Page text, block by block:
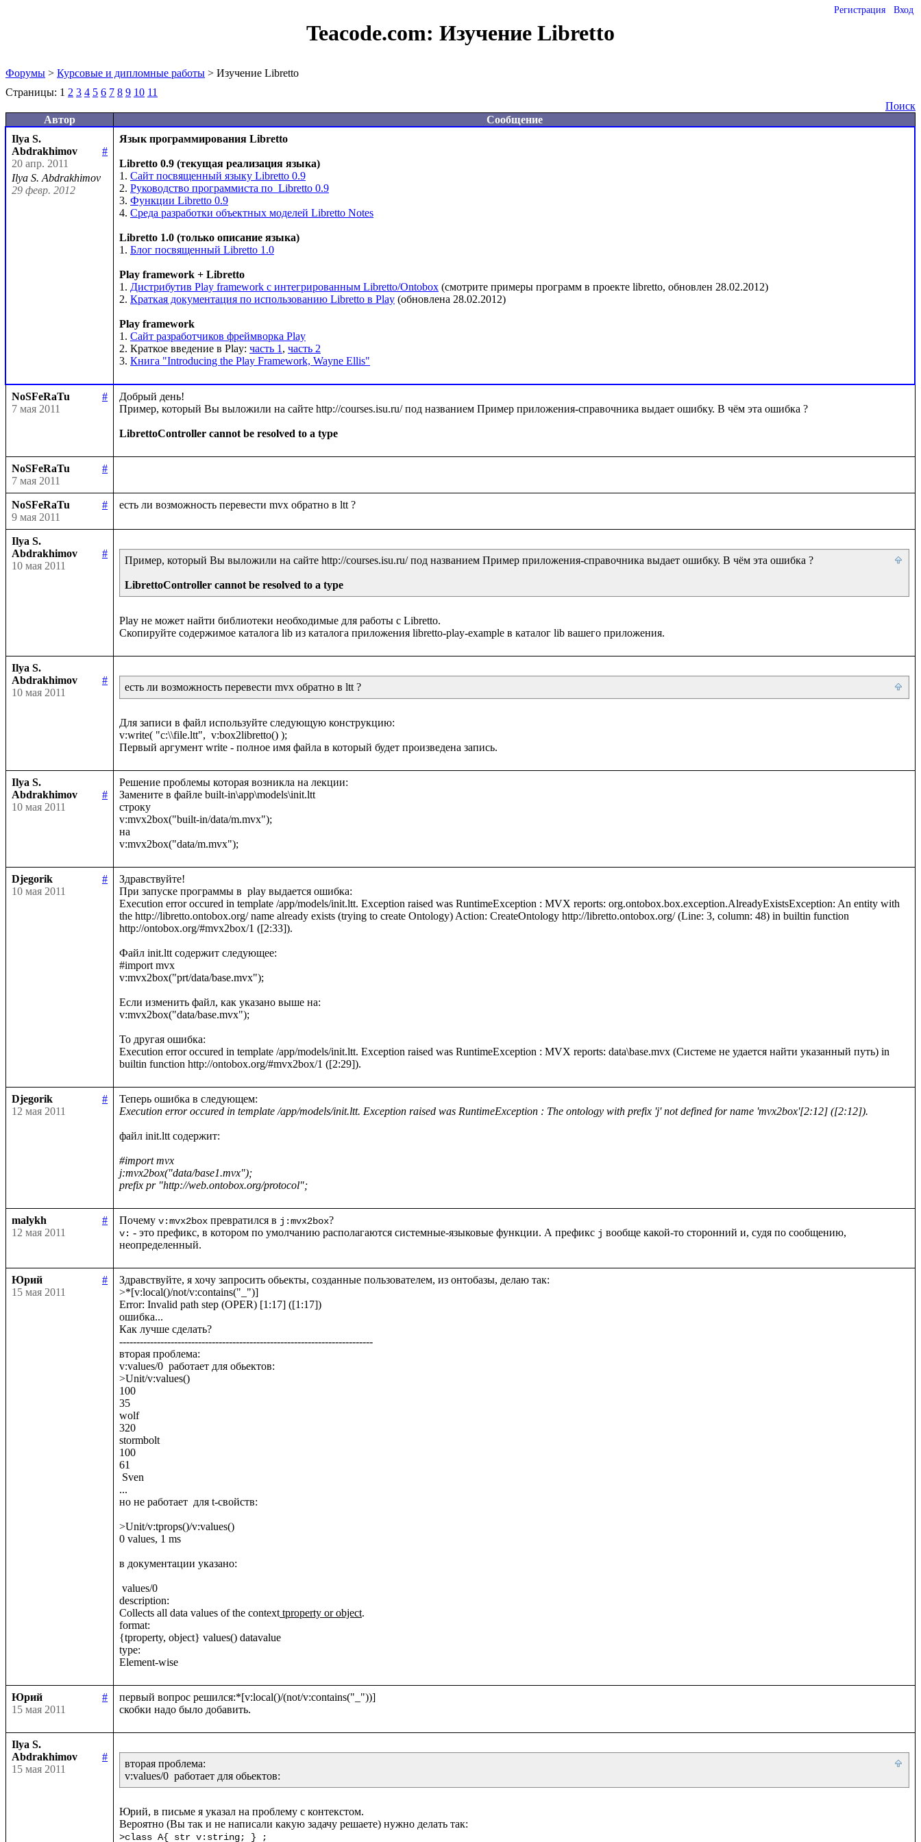
Регистрация Вход
Teacode.com: Изучение Libretto
Форумы > Курсовые и дипломные работы > Изучение Libretto
Страницы: 1 2 3 4 5 6 7 8 9 10 11
Поиск
Автор
Сообщение
Ilya S.
Abdrakhimov
#
20 апр. 2011
Ilya S. Abdrakhimov
29 февр. 2012
Язык программирования Libretto
Libretto 0.9 (текущая реализация языка)
1. Сайт посвященный языку Libretto 0.9
2. Руководство программиста по  Libretto 0.9
3. Функции Libretto 0.9
4. Среда разработки объектных моделей Libretto Notes
Libretto 1.0 (только описание языка)
1. Блог посвященный Libretto 1.0
Play framework + Libretto
1. Дистрибутив Play framework c интегрированным Libretto/Ontobox (смотрите примеры программ в проекте libretto, обновлен 28.02.2012)
2. Краткая документация по использованию Libretto в Play (обновлена 28.02.2012)
Play framework
1. Сайт разработчиков фреймворка Play
2. Краткое введение в Play: часть 1 , часть 2
3. Книга "Introducing the Play Framework, Wayne Ellis"
NoSFeRaTu
#
7 мая 2011
Добрый день!
Пример, который Вы выложили на сайте http://courses.isu.ru/ под названием Пример приложения-справочника выдает ошибку. В чём эта ошибка ?
LibrettoController cannot be resolved to a type
NoSFeRaTu
#
7 мая 2011
NoSFeRaTu
#
9 мая 2011
Ilya S.
Abdrakhimov
#
10 мая 2011
Пример, который Вы выложили на сайте http://courses.isu.ru/ под названием Пример приложения-справочника выдает ошибку. В чём эта ошибка ?
LibrettoController cannot be resolved to a type
Play не может найти библиотеки необходимые для работы с Libretto.
Ilya S.
Abdrakhimov
#
10 мая 2011
есть ли возможность перевести mvx обратно в ltt ?
Для записи в файл используйте следующую конструкцию:
v:write( "c:\\file.ltt",  v:box2libretto() );
Ilya S.
Abdrakhimov
#
10 мая 2011
Решение проблемы которая возникла на лекции:
Замените в файле built-in\app\models\init.ltt
строку
v:mvx2box("built-in/data/m.mvx");
на
Djegorik
#
10 мая 2011
Здравствуйте!
При запуске программы в  play выдается ошибка:
Execution error occured in template /app/models/init.ltt. Exception raised was RuntimeException : MVX reports: org.ontobox.box.exception.AlreadyExistsException: An entity with
the http://libretto.ontobox.org/ name already exists (trying to create Ontology) Action: CreateOntology http://libretto.ontobox.org/ (Line: 3, column: 48) in builtin function
http://ontobox.org/#mvx2box/1 ([2:33]).
Файл init.ltt содержит следующее:
#import mvx
v:mvx2box("prt/data/base.mvx");
Если изменить файл, как указано выше на:
v:mvx2box("data/base.mvx");
То другая ошибка:
Execution error occured in template /app/models/init.ltt. Exception raised was RuntimeException : MVX reports: data\base.mvx (Системе не удается найти указанный путь) in
Djegorik
#
12 мая 2011
Execution error occured in template /app/models/init.ltt. Exception raised was RuntimeException : The ontology with prefix 'j' not defined for name 'mvx2box'[2:12] ([2:12]).
файл init.ltt содержит:
#import mvx
j:mvx2box("data/base1.mvx");
prefix pr "http://web.ontobox.org/protocol";
malykh
#
12 мая 2011
Почему v:mvx2box превратился в j:mvx2box
v: - это префикс, в котором по умолчанию располагаются системные-языковые функции. А префикс j вообще какой-то сторонний и, судя по сообщению,
неопределенный.
Юрий
#
15 мая 2011
Здравствуйте, я хочу запросить обьекты, созданные пользователем, из онтобазы, делаю так:
>*[v:local()/not/v:contains("_")]
Error: Invalid path step (OPER) [1:17] ([1:17])
ошибка...
Как лучше сделать?
--------------------------------------------------------------------------
вторая проблема:
v:values/0  работает для обьектов:
>Unit/v:values()
100
35
wolf
320
stormbolt
100
61
...
но не работает  для t-свойств:
>Unit/v:tprops()/v:values()
0 values, 1 ms
в документации указано:
description:
Collects all data values of the context tproperty or object.
format:
{tproperty, object} values() datavalue
type:
Юрий
#
15 мая 2011
первый вопрос решился:*[v:local()/(not/v:contains("_"))]
Ilya S.
Abdrakhimov
#
15 мая 2011
вторая проблема:
Юрий, в письме я указал на проблему с контекстом.
>class A{ str v:string; } ;